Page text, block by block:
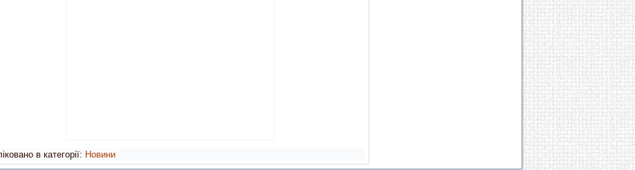
в категорії: Новини